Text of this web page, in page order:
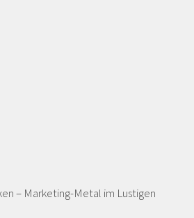
– Marketing-Metal im Lustigen